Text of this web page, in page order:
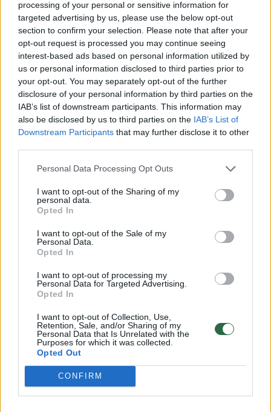
processing of your personal or sensitive information for
targeted advertising by us, please use the below opt-out
section to confirm your selection. Please note that after your
opt-out request is processed you may continue seeing
interest-based ads based on personal information utilized by
us or personal information disclosed to third parties prior to
your opt-out. You may separately opt-out of the further
disclosure of your personal information by third parties on the
IAB’s list of downstream participants. This information may
also be disclosed by us to third parties on the IAB’s List of
Downstream Participants that may further disclose it to other
Personal Data Processing Opt Outs
I want to opt-out of the Sharing of my
personal data.
Opted In
I want to opt-out of the Sale of my
Personal Data.
Opted In
I want to opt-out of processing my
Personal Data for Targeted Advertising.
Opted In
I want to opt-out of Collection, Use,
Retention, Sale, and/or Sharing of my
Personal Data that Is Unrelated with the
Purposes for which it was collected.
Opted Out
CONFIRM
Persikų ir purentos varškės pyragas
reikės:
400 g granolos su lazdynų riešutų kremu ir
cinamonu
150 g saldžios grietinėlės sviesto
200 ml pieno
70 g citrinų skonio želė
400 g pusriebės varškės (9 proc. riebumo)
200 ml grietinėlės (36 proc. riebumo)
3 šaukštų cukraus sirupo
6–7 persikų
Kaip gaminti:
Granolą su lazdynų riešutų kremu ir cinamonu
sutrinkite maisto smulkintuvu ir sumaišykite